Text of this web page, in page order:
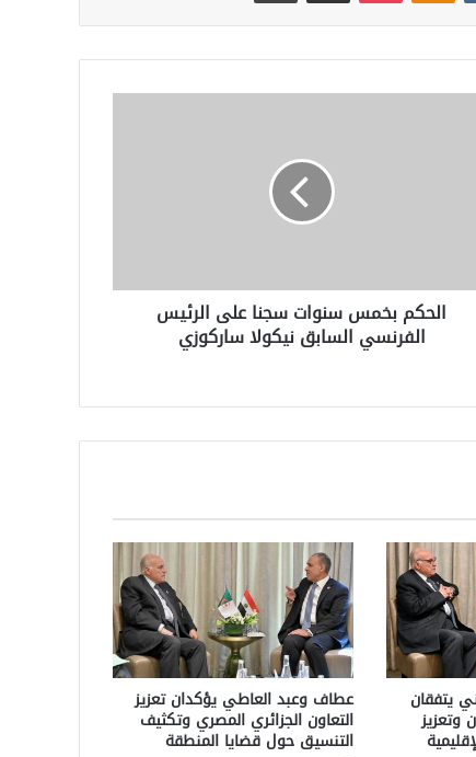
الحكم بخمس سنوات سجنا على الرئيس
الفرنسي السابق نيكولا ساركوزي
يتفقان
وتعزيز
عطاف وعبد العاطي يؤكدان تعزيز
التعاون الجزائري المصري وتكثيف
التنسيق حول قضايا المنطقة